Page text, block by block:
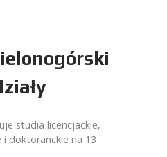
studia licencjackie,
doktoranckie na 13